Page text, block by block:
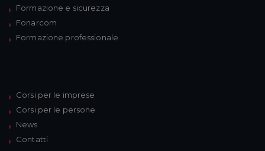
Formazione e sicurezza
Fonarcom
Formazione professionale
Corsi per le imprese
Corsi per le persone
News
Contatti